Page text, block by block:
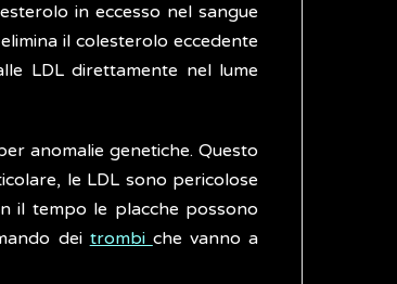
in eccesso nel sangue
il colesterolo eccedente
LDL direttamente nel lume
anomalie genetiche. Questo
le LDL sono pericolose
il tempo le placche possono
dei trombi che vanno a